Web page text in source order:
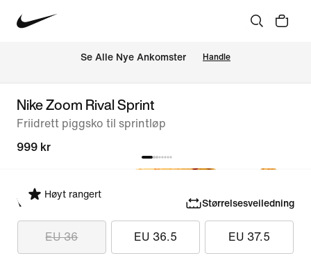
Se Alle Nye Ankomster Handle
Nike Zoom Rival Sprint
Friidrett piggsko til sprintløp
999 kr
Høyt rangert
Velg størrelse Størrelsesveiledning
EU 36 EU 36.5 EU 37.5